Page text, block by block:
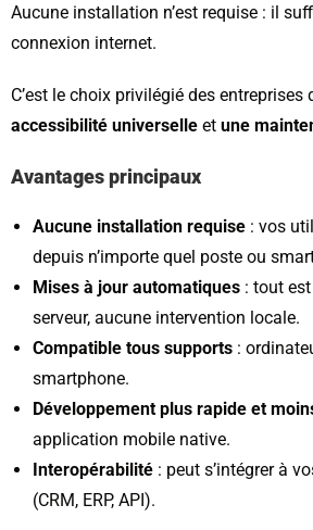
Aucune installation n’est requise : il
connexion internet.
C’est le choix privilégié des entreprises
accessibilité universelle et une
Avantages principaux
Aucune installation requise : vos
depuis n’importe quel poste ou
Mises à jour automatiques : tout
serveur, aucune intervention locale.
Compatible tous supports :
smartphone.
Développement plus rapide et
application mobile native.
Interopérabilité : peut s’intégrer à
(CRM, ERP, API).